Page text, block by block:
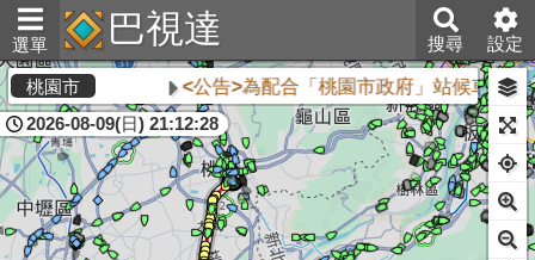
選單 巴視達 搜尋 設定
桃園市 <公告>為配合「桃園市政府」站候車亭自
2026-08-09(日) 21:12:28